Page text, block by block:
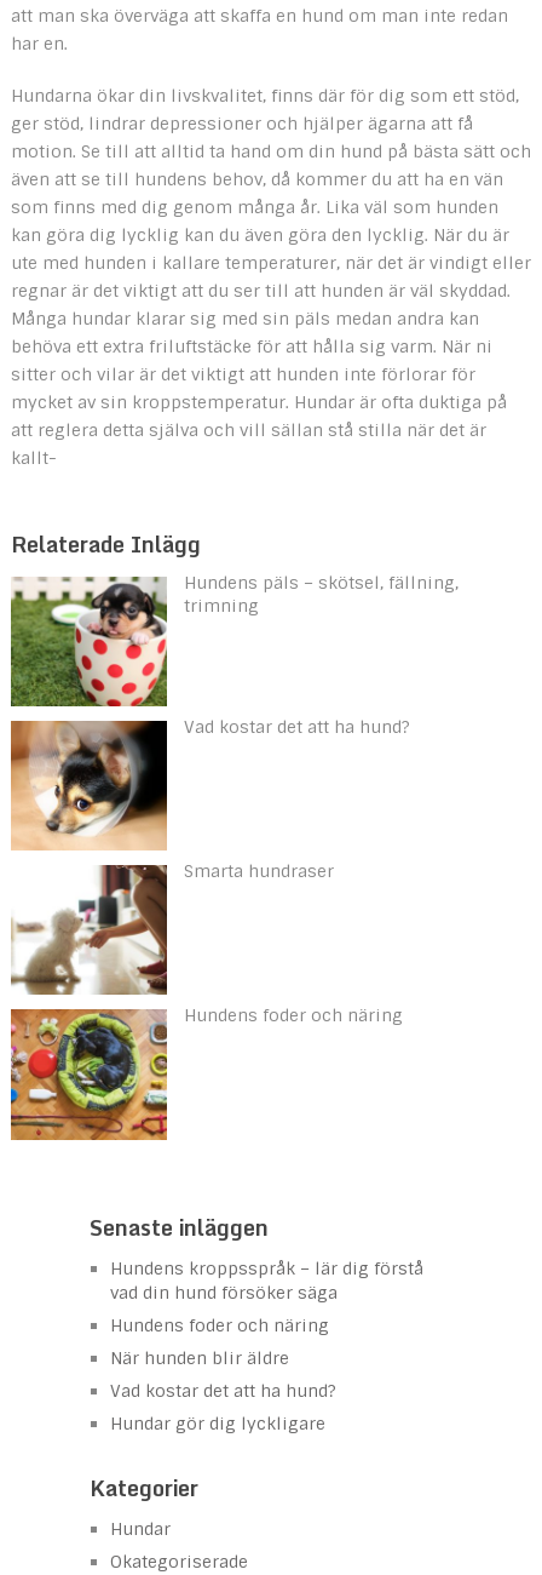
att man ska överväga att skaffa en hund om man inte redan
har en.
Hundarna ökar din livskvalitet, finns där för dig som ett stöd,
ger stöd, lindrar depressioner och hjälper ägarna att få
motion. Se till att alltid ta hand om din hund på bästa sätt och
även att se till hundens behov, då kommer du att ha en vän
som finns med dig genom många år. Lika väl som hunden
kan göra dig lycklig kan du även göra den lycklig. När du är
ute med hunden i kallare temperaturer, när det är vindigt eller
regnar är det viktigt att du ser till att hunden är väl skyddad.
Många hundar klarar sig med sin päls medan andra kan
behöva ett extra friluftstäcke för att hålla sig varm. När ni
sitter och vilar är det viktigt att hunden inte förlorar för
mycket av sin kroppstemperatur. Hundar är ofta duktiga på
att reglera detta själva och vill sällan stå stilla när det är
kallt-
Relaterade Inlägg
Hundens päls – skötsel, fällning,
trimning
Vad kostar det att ha hund?
Smarta hundraser
Hundens foder och näring
Senaste inläggen
Hundens kroppsspråk – lär dig förstå
vad din hund försöker säga
Hundens foder och näring
När hunden blir äldre
Vad kostar det att ha hund?
Hundar gör dig lyckligare
Kategorier
Hundar
Okategoriserade